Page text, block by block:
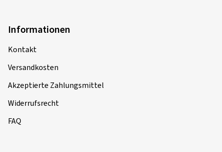
Informationen
Kontakt
Versandkosten
Akzeptierte Zahlungsmittel
Widerrufsrecht
FAQ